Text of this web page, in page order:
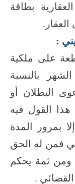
بطاقة
العقار.
:
على ملكية
بالنسبة
البطلان أو
هذا القول فيه
بمرور المدة
فمن له الحق
ومن ثمة يحكم
.